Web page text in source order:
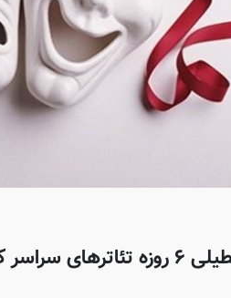
سراسر کشور